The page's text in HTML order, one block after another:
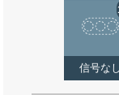
信号なし